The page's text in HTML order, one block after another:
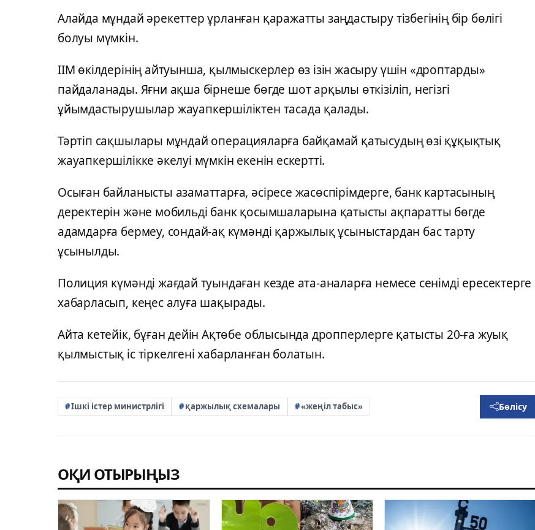
Алайда мұндай әрекеттер ұрланған қаражатты заңдастыру тізбегінің бір бөлігі
болуы мүмкін.
ІІМ өкілдерінің айтуынша, қылмыскерлер өз ізін жасыру үшін «дроптарды»
пайдаланады. Яғни ақша бірнеше бөгде шот арқылы өткізіліп, негізгі
ұйымдастырушылар жауапкершіліктен тасада қалады.
Тәртіп сақшылары мұндай операцияларға байқамай қатысудың өзі құқықтық
жауапкершілікке әкелуі мүмкін екенін ескертті.
Осыған байланысты азаматтарға, әсіресе жасөспірімдерге, банк картасының
деректерін және мобильді банк қосымшаларына қатысты ақпаратты бөгде
адамдарға бермеу, сондай-ақ күмәнді қаржылық ұсыныстардан бас тарту
ұсынылды.
Полиция күмәнді жағдай туындаған кезде ата-аналарға немесе сенімді ересектерге
хабарласып, кеңес алуға шақырады.
Айта кетейік, бұған дейін Ақтөбе облысында дропперлерге қатысты 20-ға жуық
қылмыстық іс тіркелгені хабарланған болатын.
Ішкі істер министрлігі қаржылық схемалары «жеңіл табыс» Бөлісу
ОҚИ ОТЫРЫҢЫЗ